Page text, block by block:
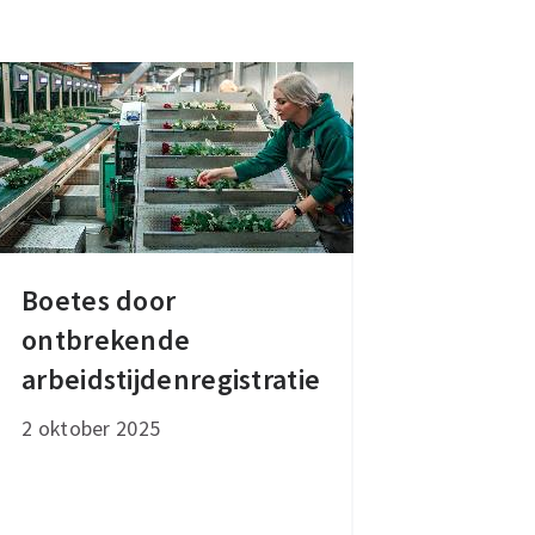
Boetes door
ontbrekende
arbeidstijdenregistratie
2 oktober 2025
Boetes
door
ontbrekende